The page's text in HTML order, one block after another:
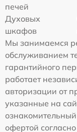
печей
Духовых
шкафов
Мы занимаемся
обслуживанием
гарантийного
работает
авторизации от
указанные на
офертой